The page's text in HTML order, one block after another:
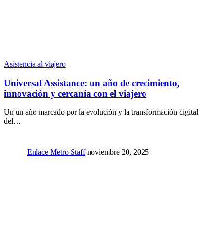
Asistencia al viajero
Universal Assistance: un año de crecimiento,
innovación y cercanía con el viajero
Un un año marcado por la evolución y la transformación digital
del…
Enlace Metro Staff noviembre 20, 2025